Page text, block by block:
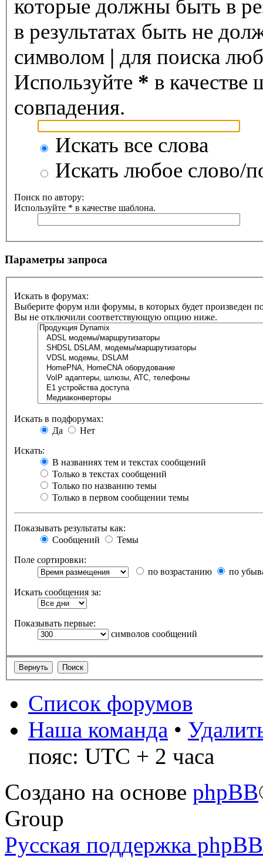
которые должны быть в
в результатах быть не
символом | для поиска
Используйте * в качестве
совпадения.
Искать все слова
Искать любое слово/
Поиск по автору:
Используйте * в качестве шаблона.
Параметры запроса
Искать в форумах:
Выберите форум или форумы, в которых будет произведен
Вы не отключили соответствующую опцию ниже.
Искать в подфорумах:
Да
Нет
Искать:
В названиях тем и текстах сообщений
Только в текстах сообщений
Только по названию темы
Только в первом сообщении темы
Показывать результаты как:
Сообщений
Темы
Поле сортировки:
по возрастанию
по
Искать сообщения за:
Показывать первые:
символов сообщений
Список форумов
Наша команда •
пояс: UTC + 2 часа
Создано на основе phpBB
Group
Русская поддержка phpBB